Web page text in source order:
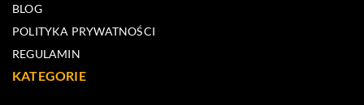
BLOG
POLITYKA PRYWATNOŚCI
REGULAMIN
KATEGORIE